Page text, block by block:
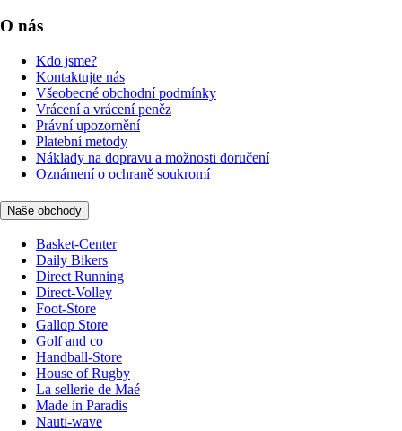
O nás
Kdo jsme?
Kontaktujte nás
Všeobecné obchodní podmínky
Vrácení a vrácení peněz
Právní upozornění
Platební metody
Náklady na dopravu a možnosti doručení
Oznámení o ochraně soukromí
Naše obchody
Basket-Center
Daily Bikers
Direct Running
Direct-Volley
Foot-Store
Gallop Store
Golf and co
Handball-Store
House of Rugby
La sellerie de Maé
Made in Paradis
Nauti-wave